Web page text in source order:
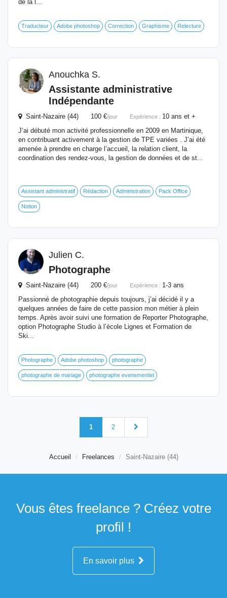
de la l...
Traducteur Adobe photoshop Correction Graphisme Relecture
Anouchka S.
Assistante administrative
Indépendante
Saint-Nazaire (44) 100 €/jour Expérience : 10 ans et +
J’ai débuté mon activité professionnelle en 2009 en Martinique,
en contribuant activement à la gestion de TPE variées . J’ai été
amenée à prendre en charge l’accueil, la relation client, la
coordination des rendez-vous, la gestion de données et de st...
Assistant administratif Rédaction Administration Pack Office
Notion
Julien C.
Photographe
Saint-Nazaire (44) 200 €/jour Expérience : 1-3 ans
Passionné de photographie depuis toujours, j’ai décidé il y a
quelques années de faire de cette passion mon métier à plein
temps. Après avoir suivi une formation de Reporter Photographe,
option Photographe Studio à l’école Lignes et Formation de
Ski...
Photographe Adobe photoshop photographe
photographe de mariage photographe evenementiel
1 2
Accueil Freelances Saint-Nazaire (44)
Vous êtes freelance ? Créez votre
profil !
En savoir plus